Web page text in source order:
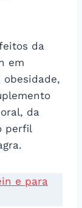
da
em
obesidade,
da
perfil
e para